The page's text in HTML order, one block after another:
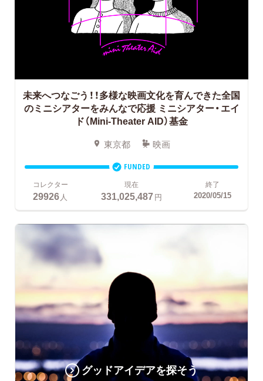
未来へつなごう！！多様な映画文化を育んできた全国
のミニシアターをみんなで応援ミニシアター・エイ
ド（Mini-Theater AID）基金
東京都 映画
FUNDED
コレクター
29926 人
現在
331,025,487円
終了
2020/05/15
グッドアイデアを探そう